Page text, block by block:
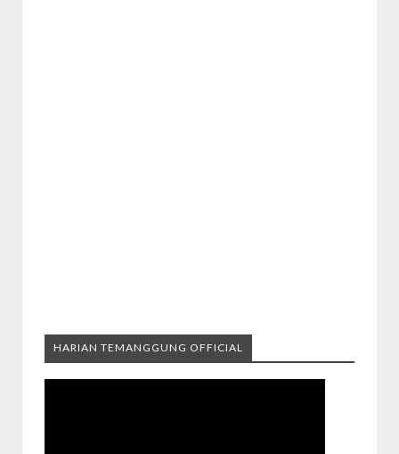
HARIAN TEMANGGUNG OFFICIAL